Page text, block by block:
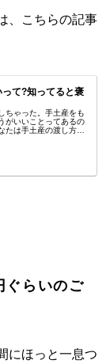
、こちらの記事
て?知ってると褒
ちゃった。手土産をも
がいいことってあるの
は手土産の渡し方の
ぐらいのご
にほっと一息つ